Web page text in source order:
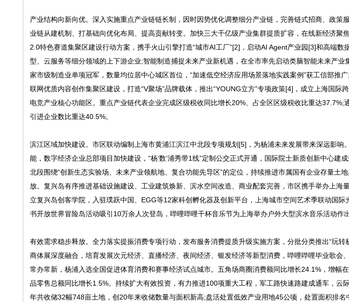
产业结构向新向优。深入实施重点产业链链长制，因时因势优化调整细分产业链，完善链式招商、政策
业链从建机制、打基础向优化布局、提高贡献转变。加快三大千亿级产业集群提质扩容，在线新经济聚
2.0特色赛道集聚区建设行动方案，携手火山引擎打造“城市AI工厂”[2]，启动AI Agent产业园[3]和高端
型、云服务等细分领域的上下游企业;智能制造捕捉未来产业新机遇，在全市率先启动类脑智能未来产
家市级制造业单项冠军，数量均位居中心城区首位，“加速低空经济应用场景落地实践案例”获工信部推
联网优质内容创作集聚区建设，打造“V聚场”品牌载体，推出“YOUNG立方”专项政策[4]，成立上海国际
电竞产业核心功能区。重点产业链代表企业完成区级税收同比增长20%、占全区区级税收比重达37.7%;
引进企业数比重达40.5%。
滨江区域加快建设。市区联动编制上海市黄浦江滨江中北段专项规划[5]，为杨浦未来发展带来深远影响
能，数字经济企业总部项目加快建设，“杨‘数’浦秀带1线”定制公交正式开通，国际院士新质创新中心建
北段围绕“创新生态实验场、未来产业领航地、复合功能先导区”的定位，持续推进市属国有企业存量土
放。复兴岛有序推进基础设施建设、工业建筑焕新、滨水空间改造、商业配套完善，市区携手举办上海
立复兴岛创客学院，入驻璞跃中国、EGG等12家科创孵化器及创新平台，上海城市空间艺术季联动国
书开放世界冒险岛活动吸引10万余人次登岛，哔哩哔哩干杯音乐节为上海举办户外大型滨水音乐活动作出
有效需求稳步释放。全力落实提振消费专项行动，发布服务消费提质升级实施方案，分批分类推出“玩转
商体展深度融合，培育发展次元经济、直播经济、夜间经济、银发经济等新型消费，哔哩哔哩毕业歌会
常办常新，杨浦入选全国促进体育消费和赛事经济试点城市。五角场商圈消费额同比增长24.1%，增幅
品零售总额同比增长1.5%。持续扩大有效投资，有力推进100项重大工程，军工路快速路建成通车，云
年共收储32幅748亩土地，创20年来收储数量与面积新高;盘活处置低效产业用地45公顷，处置面积排名